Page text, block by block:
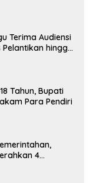
Terima Audiensi
Pelantikan hingga
Tahun, Bupati
Para Pendiri
4